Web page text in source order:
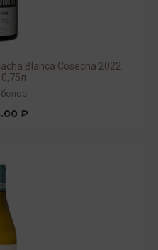
Blanca Cosecha 2022
0,75л
белое
₽